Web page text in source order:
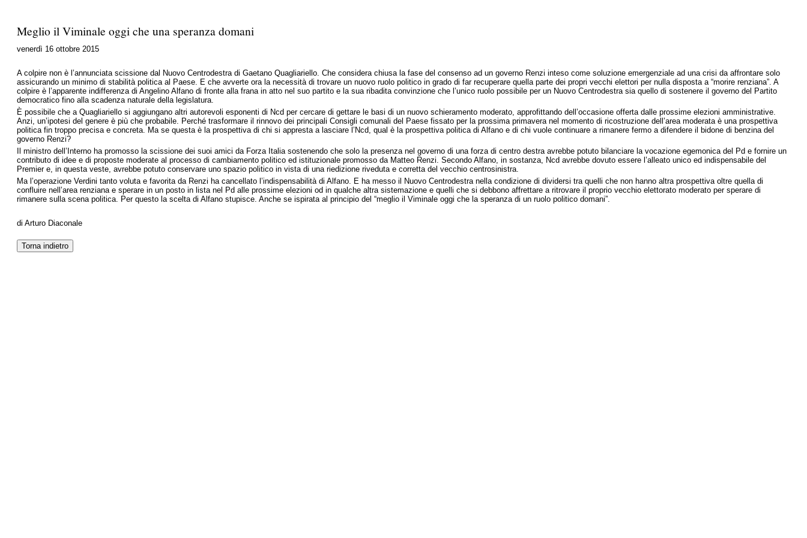
Meglio il Viminale oggi che una speranza domani
venerdì 16 ottobre 2015
A colpire non è l’annunciata scissione dal Nuovo Centrodestra di Gaetano Quagliariello. Che considera chiusa la fase del consenso ad un governo Renzi inteso come soluzione emergenziale ad una crisi da affrontare solo
assicurando un minimo di stabilità politica al Paese. E che avverte ora la necessità di trovare un nuovo ruolo politico in grado di far recuperare quella parte dei propri vecchi elettori per nulla disposta a “morire renziana”. A
colpire è l’apparente indifferenza di Angelino Alfano di fronte alla frana in atto nel suo partito e la sua ribadita convinzione che l’unico ruolo possibile per un Nuovo Centrodestra sia quello di sostenere il governo del Partito
democratico fino alla scadenza naturale della legislatura.
È possibile che a Quagliariello si aggiungano altri autorevoli esponenti di Ncd per cercare di gettare le basi di un nuovo schieramento moderato, approfittando dell’occasione offerta dalle prossime elezioni amministrative.
Anzi, un’ipotesi del genere è più che probabile. Perché trasformare il rinnovo dei principali Consigli comunali del Paese fissato per la prossima primavera nel momento di ricostruzione dell’area moderata è una prospettiva
politica fin troppo precisa e concreta. Ma se questa è la prospettiva di chi si appresta a lasciare l’Ncd, qual è la prospettiva politica di Alfano e di chi vuole continuare a rimanere fermo a difendere il bidone di benzina del
governo Renzi?
Il ministro dell’Interno ha promosso la scissione dei suoi amici da Forza Italia sostenendo che solo la presenza nel governo di una forza di centro destra avrebbe potuto bilanciare la vocazione egemonica del Pd e fornire un
contributo di idee e di proposte moderate al processo di cambiamento politico ed istituzionale promosso da Matteo Renzi. Secondo Alfano, in sostanza, Ncd avrebbe dovuto essere l’alleato unico ed indispensabile del
Premier e, in questa veste, avrebbe potuto conservare uno spazio politico in vista di una riedizione riveduta e corretta del vecchio centrosinistra.
Ma l’operazione Verdini tanto voluta e favorita da Renzi ha cancellato l’indispensabilità di Alfano. E ha messo il Nuovo Centrodestra nella condizione di dividersi tra quelli che non hanno altra prospettiva oltre quella di
confluire nell’area renziana e sperare in un posto in lista nel Pd alle prossime elezioni od in qualche altra sistemazione e quelli che si debbono affrettare a ritrovare il proprio vecchio elettorato moderato per sperare di
rimanere sulla scena politica. Per questo la scelta di Alfano stupisce. Anche se ispirata al principio del “meglio il Viminale oggi che la speranza di un ruolo politico domani”.
di Arturo Diaconale